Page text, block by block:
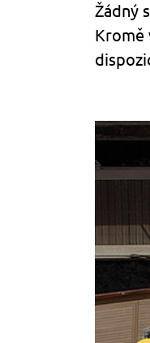
Žádný
Kromě